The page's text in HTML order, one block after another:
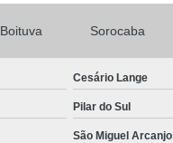
Boituva Sorocaba
Cesário Lange
Pilar do Sul
São Miguel Arcanjo